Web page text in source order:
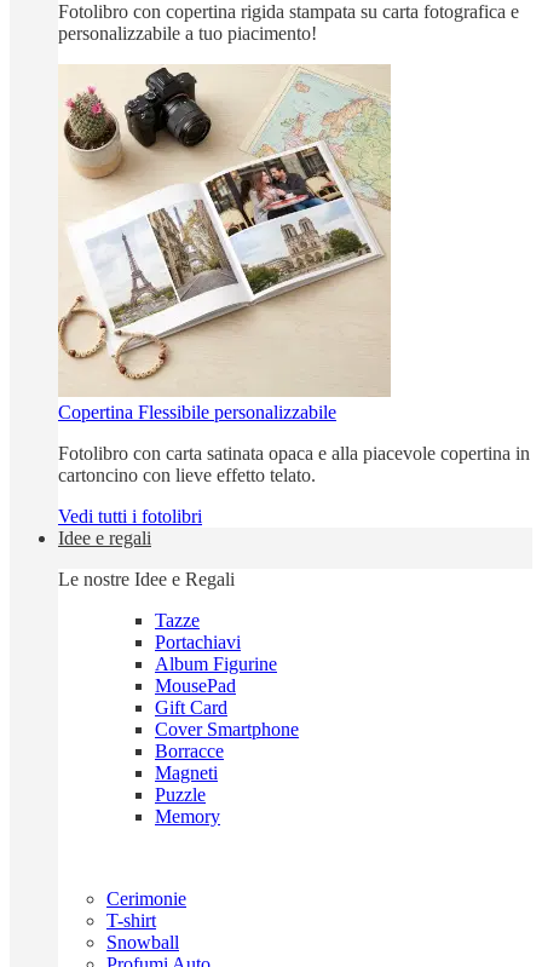
Fotolibro con copertina rigida stampata su carta fotografica e
personalizzabile a tuo piacimento!
Copertina Flessibile personalizzabile
Fotolibro con carta satinata opaca e alla piacevole copertina in
cartoncino con lieve effetto telato.
Vedi tutti i fotolibri
Idee e regali
Le nostre Idee e Regali
Tazze
Portachiavi
Album Figurine
MousePad
Gift Card
Cover Smartphone
Borracce
Magneti
Puzzle
Memory
Cerimonie
T-shirt
Snowball